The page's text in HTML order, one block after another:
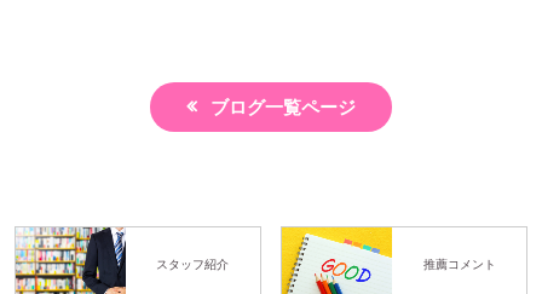
ブログ一覧ページ
スタッフ紹介 推薦コメント